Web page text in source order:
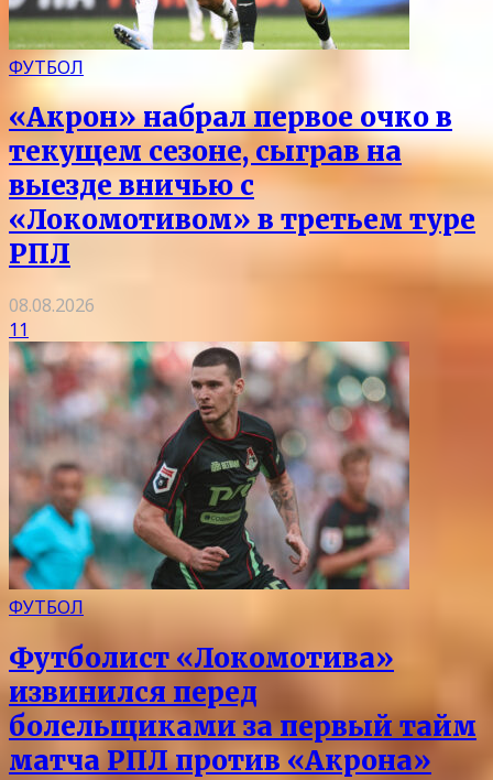
ФУТБОЛ
«Акрон» набрал первое очко в
текущем сезоне, сыграв на
выезде вничью с
«Локомотивом» в третьем туре
РПЛ
08.08.2026
11
ФУТБОЛ
Футболист «Локомотива»
извинился перед
болельщиками за первый тайм
матча РПЛ против «Акрона»